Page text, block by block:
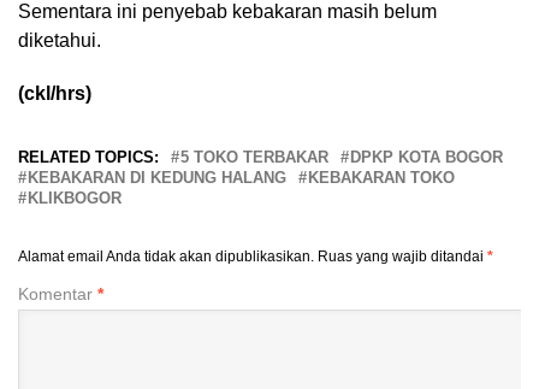
Sementara ini penyebab kebakaran masih belum
diketahui.
(ckl/hrs)
RELATED TOPICS: 5 TOKO TERBAKAR
DPKP KOTA BOGOR
KEBAKARAN DI KEDUNG HALANG
KEBAKARAN TOKO
KLIKBOGOR
Alamat email Anda tidak akan dipublikasikan. Ruas yang wajib ditandai *
Komentar *